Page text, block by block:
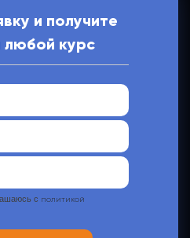
и получите
любой курс
с политикой